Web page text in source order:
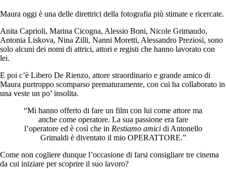
Maura oggi è una delle direttrici della fotografia più stimate e ricercate.
Anita Caprioli, Marina Cicogna, Alessio Boni, Nicole Grimaudo,
Antonia Liskova, Nina Zilli, Nanni Moretti, Alessandro Preziosi, sono
solo alcuni dei nomi di attrici, attori e registi che hanno lavorato con
lei.
E poi c’è Libero De Rienzo, attore straordinario e grande amico di
Maura purtroppo scomparso prematuramente, con cui ha collaborato in
una veste un po’ insolita.
“Mi hanno offerto di fare un film con lui come attore ma
anche come operatore. La sua passione era fare
l’operatore ed è così che in Restiamo amicidi Antonello
Grimaldi è diventato il mio OPERATTORE.”
Come non cogliere dunque l’occasione di farsi consigliare tre cinema
da cui iniziare per scoprire il suo lavoro?